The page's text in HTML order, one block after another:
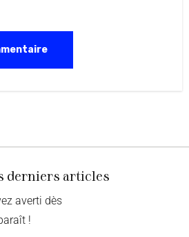
derniers articles
averti dès
!